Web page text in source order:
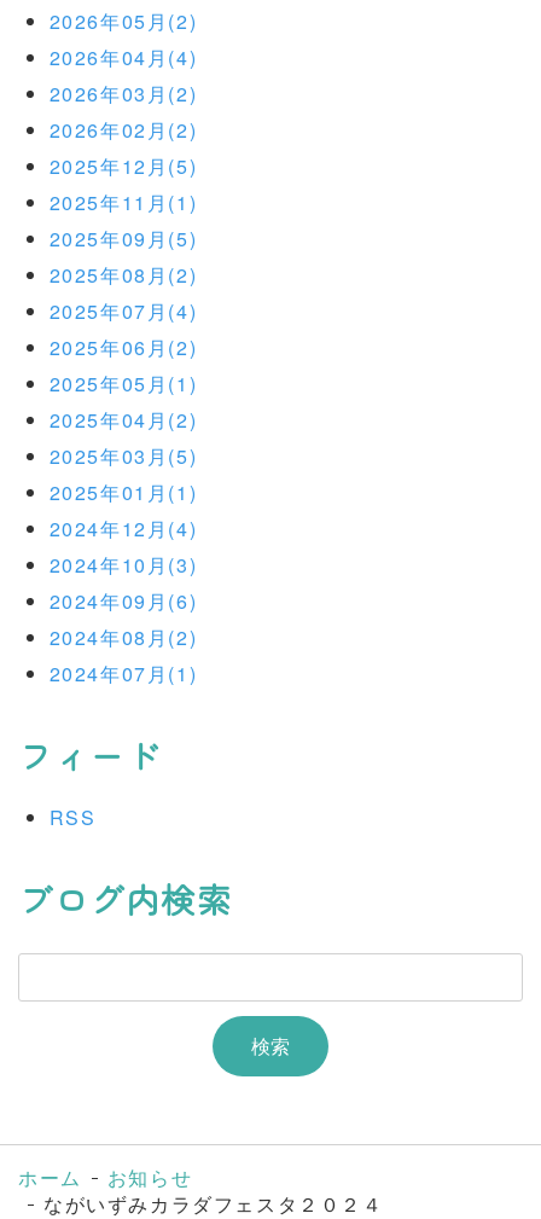
2026年05月(2)
2026年04月(4)
2026年03月(2)
2026年02月(2)
2025年12月(5)
2025年11月(1)
2025年09月(5)
2025年08月(2)
2025年07月(4)
2025年06月(2)
2025年05月(1)
2025年04月(2)
2025年03月(5)
2025年01月(1)
2024年12月(4)
2024年10月(3)
2024年09月(6)
2024年08月(2)
2024年07月(1)
フィード
RSS
ブログ内検索
ホーム
お知らせ
ながいずみカラダフェスタ２０２４